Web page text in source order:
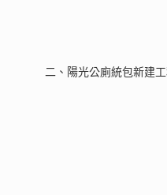
二、陽光公廁統包新建